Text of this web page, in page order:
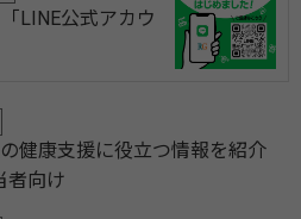
LINE公式アカウ
健康支援に役立つ情報を紹介
者向け